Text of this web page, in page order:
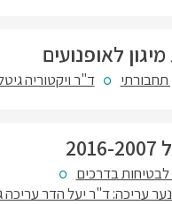
לאופנועים
ד"ר ויקטוריה
בדרכים
עריכה: ד"ר יעל הדר